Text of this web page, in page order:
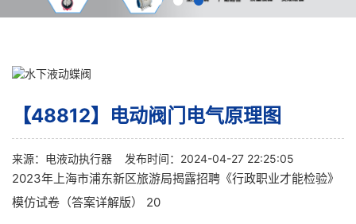
【48812】电动阀门电气原理图
来源： 电液动执行器 发布时间：2024-04-27 22:25:05
2023年上海市浦东新区旅游局揭露招聘《行政职业才能检验》
模仿试卷（答案详解版） 20